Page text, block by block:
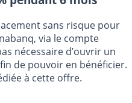
pendant 6 mois
sans risque pour
via le compte
nécessaire d’ouvrir un
de pouvoir en bénéficier.
à cette offre.